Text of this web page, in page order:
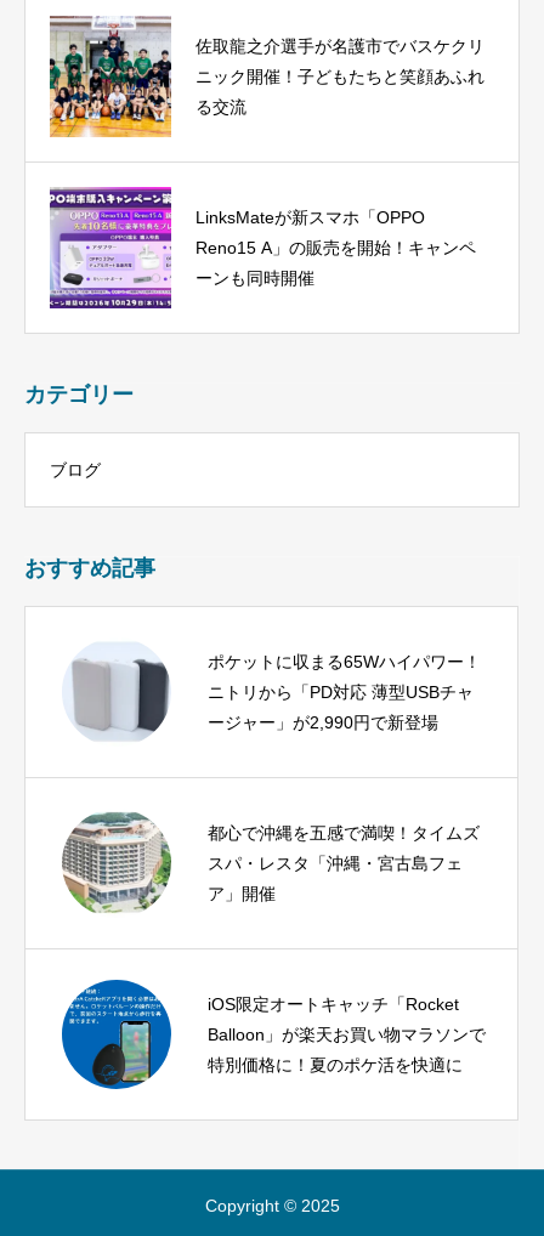
佐取龍之介選手が名護市でバスケクリ
ニック開催！子どもたちと笑顔あふれ
る交流
LinksMateが新スマホ「OPPO
Reno15 A」の販売を開始！キャンペ
ーンも同時開催
カテゴリー
ブログ
おすすめ記事
ポケットに収まる65Wハイパワー！
ニトリから「PD対応 薄型USBチャ
ージャー」が2,990円で新登場
都心で沖縄を五感で満喫！タイムズ
スパ・レスタ「沖縄・宮古島フェ
ア」開催
iOS限定オートキャッチ「Rocket
Balloon」が楽天お買い物マラソンで
特別価格に！夏のポケ活を快適に
Copyright © 2025